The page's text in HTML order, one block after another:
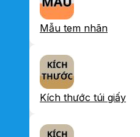
Mẫu tem nhãn
Kích thước túi giấy